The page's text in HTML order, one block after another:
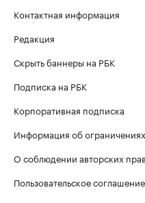
Контактная информация
Редакция
Скрыть баннеры на РБК
Подписка на РБК
Корпоративная подписка
Информация об ограничениях
О соблюдении авторских прав
Пользовательское соглашение